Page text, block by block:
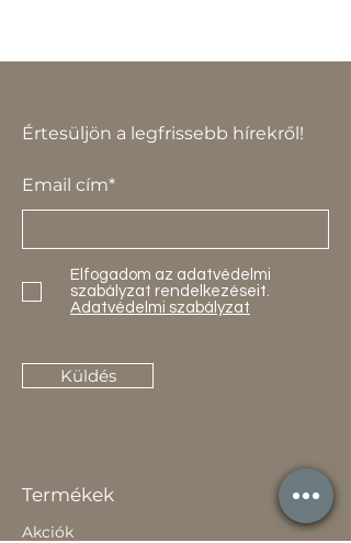
Értesüljön a legfrissebb hírekről!
Email cím*
Elfogadom az adatvédelmi
szabályzat rendelkezéseit.
Adatvédelmi szabályzat
Küldés
Termékek
Akciók